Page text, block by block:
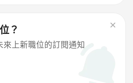
？
上新職位的訂閱通知